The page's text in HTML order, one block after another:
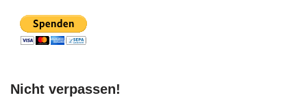
Nicht verpassen!